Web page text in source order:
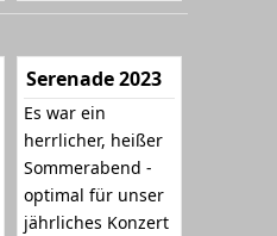
Serenade 2023
Es war ein
herrlicher, heißer
Sommerabend -
optimal für unser
jährliches Konzert